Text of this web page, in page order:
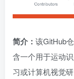
简介： 该GitHub
含一个用于运动
习或计算机视觉